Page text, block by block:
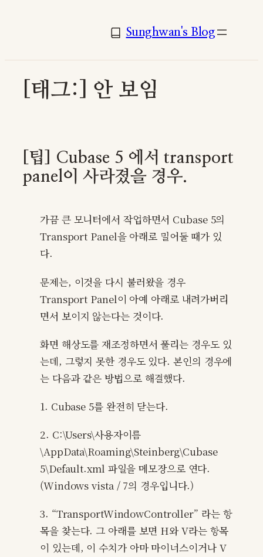
로
Sunghwan's Blog
[태그:] 안 보임
[팁] Cubase 5 에서 transport
panel이 사라졌을 경우.
가끔 큰 모니터에서 작업하면서 Cubase 5의
Transport Panel을 아래로 밀어둘 때가 있
다.
문제는, 이것을 다시 불러왔을 경우
Transport Panel이 아예 아래로 내려가버리
면서 보이지 않는다는 것이다.
화면 해상도를 재조정하면서 풀리는 경우도 있
는데, 그렇지 못한 경우도 있다. 본인의 경우에
는 다음과 같은 방법으로 해결했다.
1. Cubase 5를 완전히 닫는다.
2. C:\Users\사용자이름
\AppData\Roaming\Steinberg\Cubase
5\Default.xml 파일을 메모장으로 연다.
(Windows vista / 7의 경우입니다.)
3. “TransportWindowController” 라는 항
목을 찾는다. 그 아래를 보면 H와 V라는 항목
이 있는데, 이 수치가 아마 마이너스이거나 V